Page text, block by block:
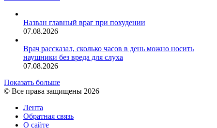
Назван главный враг при похудении
07.08.2026
Врач рассказал, сколько часов в день можно носить
наушники без вреда для слуха
07.08.2026
Показать больше
© Все права защищены 2026
Лента
Обратная связь
О сайте